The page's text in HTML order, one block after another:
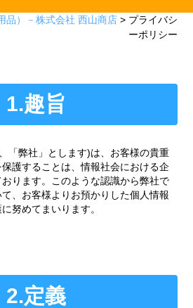
品）－株式会社 西山商店> プライバシ
ーポリシー
1.趣旨
「弊社」とします)は、お客様の貴重
護することは、情報社会における企
ります。このような認識から弊社で
、お客様よりお預かりした個人情報
努めてまいります。
2.定義